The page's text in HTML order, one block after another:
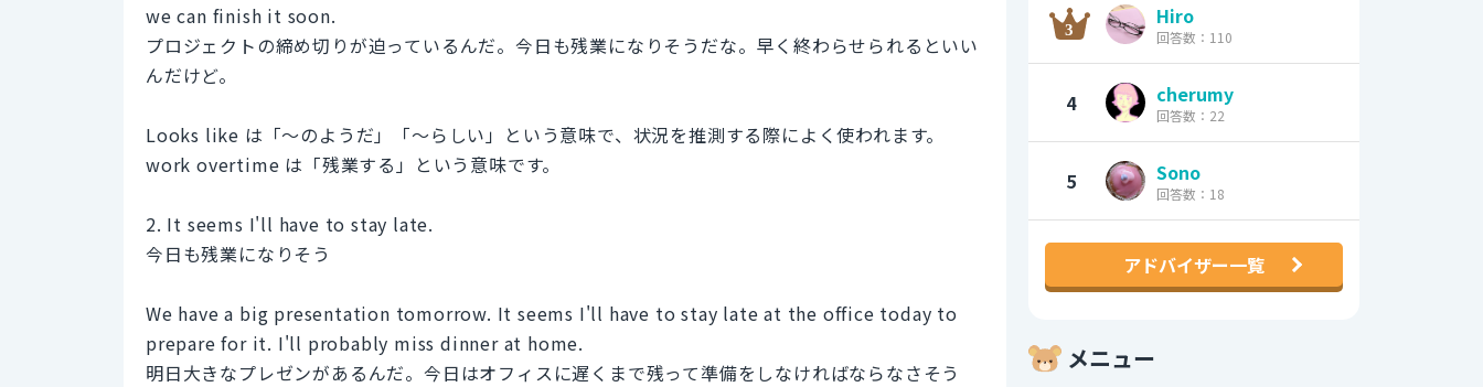
we can finish it soon.
プロジェクトの締め切りが迫っているんだ。今日も残業になりそうだな。早く終わらせられるといい
んだけど。
Looks like は「～のようだ」「～らしい」という意味で、状況を推測する際によく使われます。
work overtime は「残業する」という意味です。
2. It seems I'll have to stay late.
今日も残業になりそう
We have a big presentation tomorrow. It seems I'll have to stay late at the office today to
prepare for it. I'll probably miss dinner at home.
明日大きなプレゼンがあるんだ。今日はオフィスに遅くまで残って準備をしなければならなさそう
Hiro
回答数：110
4 cherumy
回答数：22
5 Sono
回答数：18
アドバイザー一覧
メニュー